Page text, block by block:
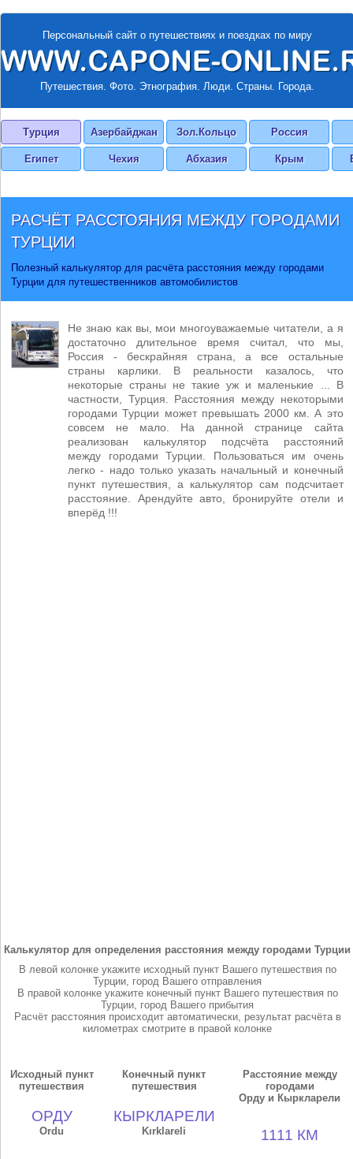
Персональный сайт о путешествиях и поездках по миру
Путешествия. Фото. Этнография. Люди. Страны. Города.
Турция Азербайджан Зол.Кольцо Россия
Египет Чехия Абхазия Крым
РАСЧЁТ РАССТОЯНИЯ МЕЖДУ ГОРОДАМИ
ТУРЦИИ
Полезный калькулятор для расчёта расстояния между городами
Турции для путешественников автомобилистов
Не знаю как вы, мои многоуважаемые читатели, а я
достаточно длительное время считал, что мы,
Россия - бескрайняя страна, а все остальные
страны карлики. В реальности казалось, что
некоторые страны не такие уж и маленькие ... В
частности, Турция. Расстояния между некоторыми
городами Турции может превышать 2000 км. А это
совсем не мало. На данной странице сайта
реализован калькулятор подсчёта расстояний
между городами Турции. Пользоваться им очень
легко - надо только указать начальный и конечный
пункт путешествия, а калькулятор сам подсчитает
расстояние. Арендуйте авто, бронируйте отели и
вперёд !!!
Калькулятор для определения расстояния между городами Турции
В левой колонке укажите исходный пункт Вашего путешествия по
Турции, город Вашего отправления
В правой колонке укажите конечный пункт Вашего путешествия по
Турции, город Вашего прибытия
Расчёт расстояния происходит автоматически, результат расчёта в
километрах смотрите в правой колонке
Исходный пункт
путешествия
ОРДУ
Ordu
Конечный пункт
путешествия
КЫРКЛАРЕЛИ
Kırklareli
Расстояние между
городами
Орду и Кыркларели
1111 КМ